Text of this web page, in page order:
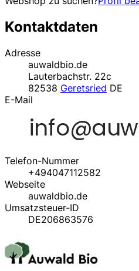
Kontaktdaten
Adresse
auwaldbio.de
Lauterbachstr. 22c
82538 Geretsried DE
E-Mail
Telefon-Nummer
+494047112582
Webseite
auwaldbio.de
Umsatzsteuer-ID
DE206863576